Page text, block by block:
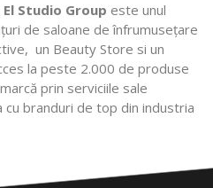
El Studio Group este unul
de saloane de înfrumusețare
un Beauty Store si un
la peste 2.000 de produse
prin serviciile sale
branduri de top din industria